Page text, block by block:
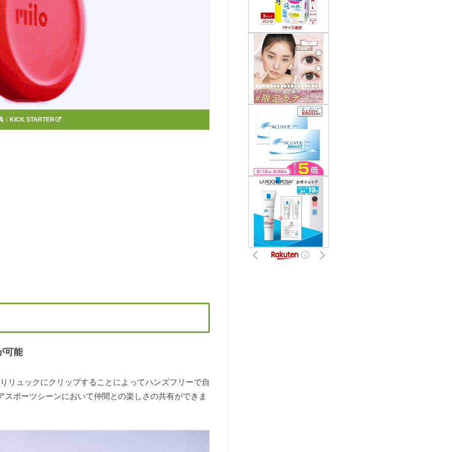
： KICK STARTER
可能
リュックにクリップすることによってハンズフリーで自
ポーツシーンにおいて仲間との楽しさの共有ができま